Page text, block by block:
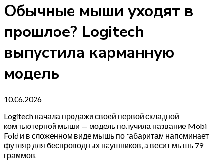
Обычные мыши уходят в
прошлое? Logitech
выпустила карманную
модель
10.06.2026
Logitech начала продажи своей первой складной
компьютерной мыши — модель получила название Mobi
Fold и в сложенном виде мышь по габаритам напоминает
футляр для беспроводных наушников, а весит мышь 79
граммов.